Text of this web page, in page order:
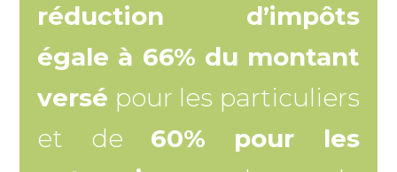
réduction d’impôts
égale à 66% du montant
versé pour les particuliers
et de 60% pour les